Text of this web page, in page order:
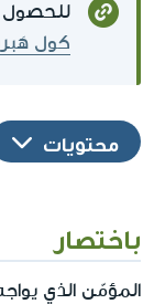
للحصول
كول
محتويات
باختصار
المؤمّن الذي